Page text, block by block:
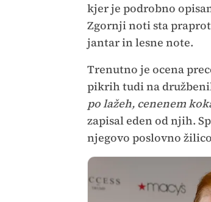
kjer je podrobno
Zgornji noti sta
jantar in lesne note.
Trenutno je ocena
pikrih tudi na
po lažeh, cenenem
zapisal eden od njih.
njegovo poslovno